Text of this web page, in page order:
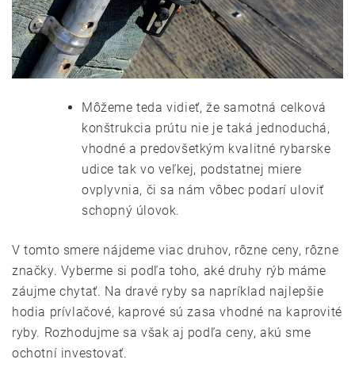
Môžeme teda vidieť, že samotná celková
konštrukcia prútu nie je taká jednoduchá,
vhodné a predovšetkým kvalitné rybarske
udice tak vo veľkej, podstatnej miere
ovplyvnia, či sa nám vôbec podarí uloviť
schopný úlovok.
V tomto smere nájdeme viac druhov, rôzne ceny, rôzne
značky. Vyberme si podľa toho, aké druhy rýb máme
záujme chytať. Na dravé ryby sa napríklad najlepšie
hodia prívlačové, kaprové sú zasa vhodné na kaprovité
ryby. Rozhodujme sa však aj podľa ceny, akú sme
ochotní investovať.